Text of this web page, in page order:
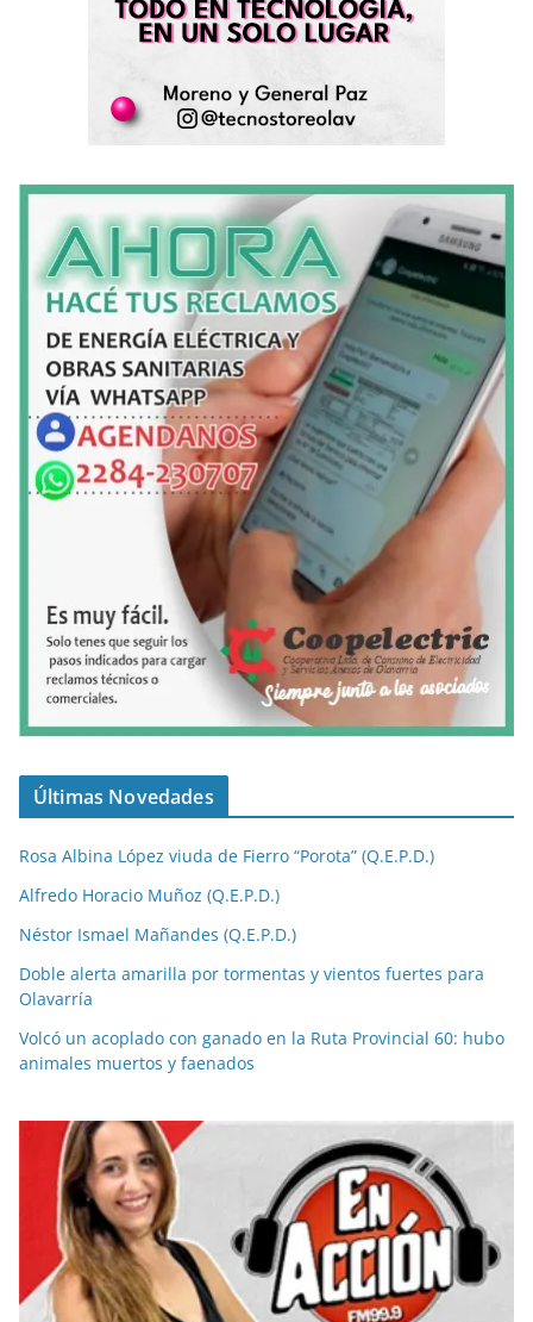
Últimas Novedades
Rosa Albina López viuda de Fierro “Porota” (Q.E.P.D.)
Alfredo Horacio Muñoz (Q.E.P.D.)
Néstor Ismael Mañandes (Q.E.P.D.)
Doble alerta amarilla por tormentas y vientos fuertes para
Olavarría
Volcó un acoplado con ganado en la Ruta Provincial 60: hubo
animales muertos y faenados